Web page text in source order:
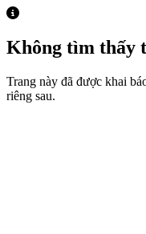
Không tìm thấy
Trang này đã được khai
riêng sau.